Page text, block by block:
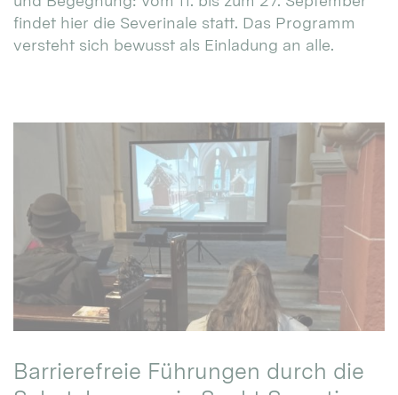
findet hier die Severinale statt. Das Programm
versteht sich bewusst als Einladung an alle.
Barrierefreie Führungen durch die